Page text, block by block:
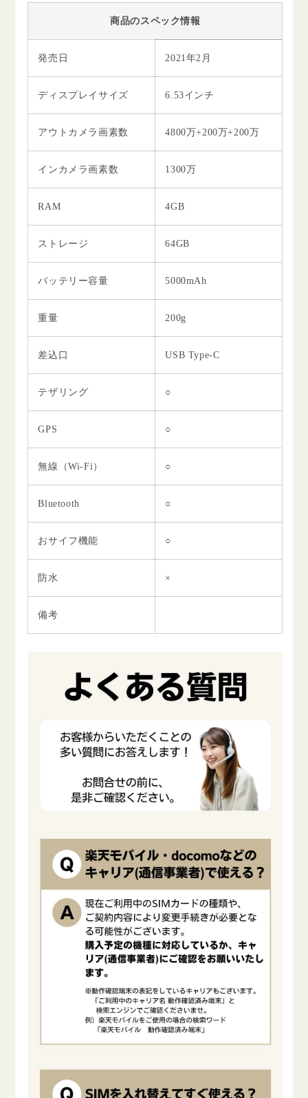
商品のスペック情報
発売日 2021年2月
ディスプレイサイズ 6.53インチ
アウトカメラ画素数 4800万+200万+200万
インカメラ画素数 1300万
RAM 4GB
ストレージ 64GB
バッテリー容量 5000mAh
重量 200g
差込口 USB Type-C
テザリング ○
GPS ○
無線（Wi-Fi） ○
Bluetooth ○
おサイフ機能 ○
防水 ×
備考